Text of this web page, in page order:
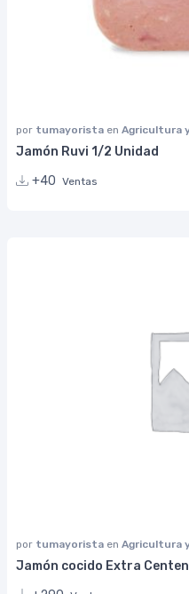
por tumayorista en Agricultura
Jamón Ruvi 1/2 Unidad
+40 Ventas
por tumayorista en Agricultura
Jamón cocido Extra